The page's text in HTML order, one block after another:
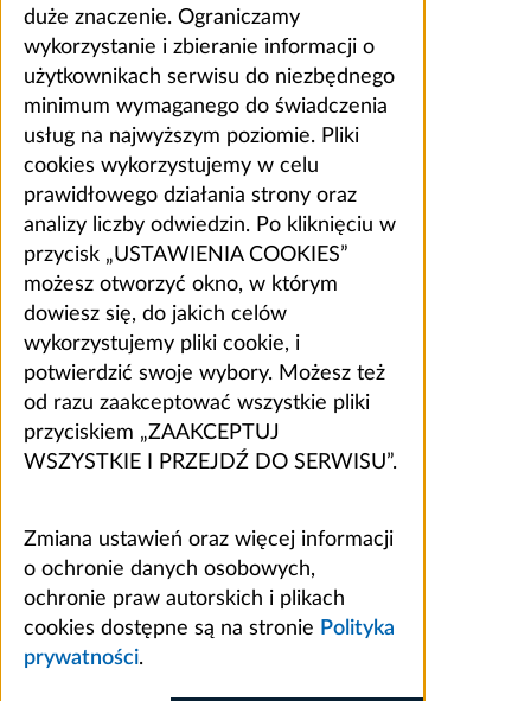
duże znaczenie. Ograniczamy
wykorzystanie i zbieranie informacji o
użytkownikach serwisu do niezbędnego
minimum wymaganego do świadczenia
usług na najwyższym poziomie. Pliki
cookies wykorzystujemy w celu
prawidłowego działania strony oraz
analizy liczby odwiedzin. Po kliknięciu w
przycisk „USTAWIENIA COOKIES”
możesz otworzyć okno, w którym
dowiesz się, do jakich celów
wykorzystujemy pliki cookie, i
potwierdzić swoje wybory. Możesz też
od razu zaakceptować wszystkie pliki
przyciskiem „ZAAKCEPTUJ
WSZYSTKIE I PRZEJDŹ DO SERWISU”.
Zmiana ustawień oraz więcej informacji
o ochronie danych osobowych,
ochronie praw autorskich i plikach
cookies dostępne są na stronie Polityka
prywatności.